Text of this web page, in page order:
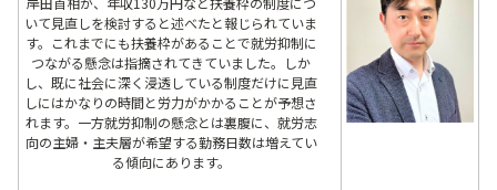
いて見直しを検討すると述べたと報じられていま
す。これまでにも扶養枠があることで就労抑制に
つながる懸念は指摘されてきていました。しか
し、既に社会に深く浸透している制度だけに見直
しにはかなりの時間と労力がかかることが予想さ
れます。一方就労抑制の懸念とは裏腹に、就労志
向の主婦・主夫層が希望する勤務日数は増えてい
る傾向にあります。